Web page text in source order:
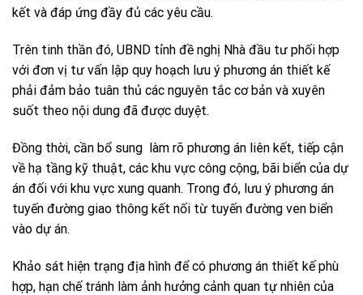
kết và đáp ứng đầy đủ các yêu cầu.
Trên tinh thần đó, UBND tỉnh đề nghị Nhà đầu tư phối hợp
với đơn vị tư vấn lập quy hoạch lưu ý phương án thiết kế
phải đảm bảo tuân thủ các nguyên tắc cơ bản và xuyên
suốt theo nội dung đã được duyệt.
Đồng thời, cần bổ sung làm rõ phương án liên kết, tiếp cận
về hạ tầng kỹ thuật, các khu vực công cộng, bãi biển của dự
án đối với khu vực xung quanh. Trong đó, lưu ý phương án
tuyến đường giao thông kết nối từ tuyến đường ven biển
vào dự án.
Khảo sát hiện trạng địa hình để có phương án thiết kế phù
hợp, hạn chế tránh làm ảnh hưởng cảnh quan tự nhiên của